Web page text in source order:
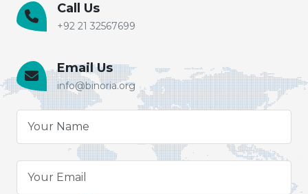
Call Us
+92 21 32567699
Email Us
info@binoria.org